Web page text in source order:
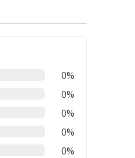
0%
0%
0%
0%
0%